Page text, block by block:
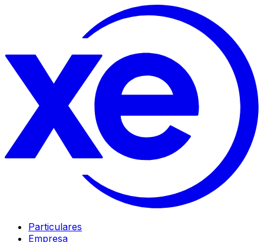
Particulares
Empresa